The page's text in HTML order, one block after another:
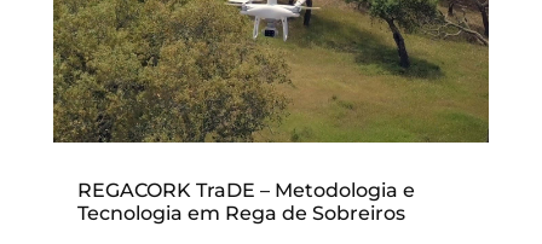
REGACORK TraDE – Metodologia e
Tecnologia em Rega de Sobreiros